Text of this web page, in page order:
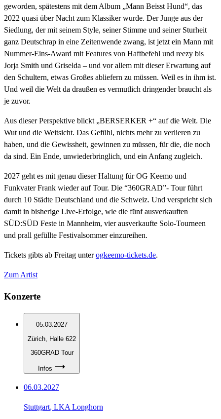
geworden, spätestens mit dem Album „Mann Beisst Hund“, das
2022 quasi über Nacht zum Klassiker wurde. Der Junge aus der
Siedlung, der mit seinem Style, seiner Stimme und seiner Sturheit
ganz Deutschrap in eine Zeitenwende zwang, ist jetzt ein Mann mit
Nummer-Eins-Award mit Features von Haftbefehl und reezy bis
Jorja Smith und Griselda – und vor allem mit dieser Erwartung auf
den Schultern, etwas Großes abliefern zu müssen. Weil es in ihm ist.
Und weil die Welt da draußen es vermutlich dringender braucht als
je zuvor.
Aus dieser Perspektive blickt „BERSERKER +“ auf die Welt. Die
Wut und die Weitsicht. Das Gefühl, nichts mehr zu verlieren zu
haben, und die Gewissheit, gewinnen zu müssen, für die, die noch
da sind. Ein Ende, unwiederbringlich, und ein Anfang zugleich.
2027 geht es mit genau dieser Haltung für OG Keemo und
Funkvater Frank wieder auf Tour. Die “360GRAD”- Tour führt
durch 10 Städte Deutschland und die Schweiz. Und verspricht sich
damit in bisherige Live-Erfolge, wie die fünf ausverkauften
SÜD:SÜD Feste in Mannheim, vier ausverkaufte Solo-Tourneen
und prall gefüllte Festivalsommer einzureihen.
Tickets gibts ab Freitag unterogkeemo-tickets.de.
Zum Artist
Konzerte
05.03.2027
Zürich , Halle 622
360GRAD Tour
Infos
06.03.2027
Stuttgart, LKA Longhorn